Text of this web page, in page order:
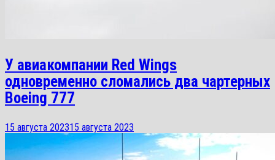
У авиакомпании Red Wings
одновременно сломались два чартерных
Boeing 777
15 августа 202315 августа 2023